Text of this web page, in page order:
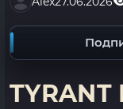
TYRANT